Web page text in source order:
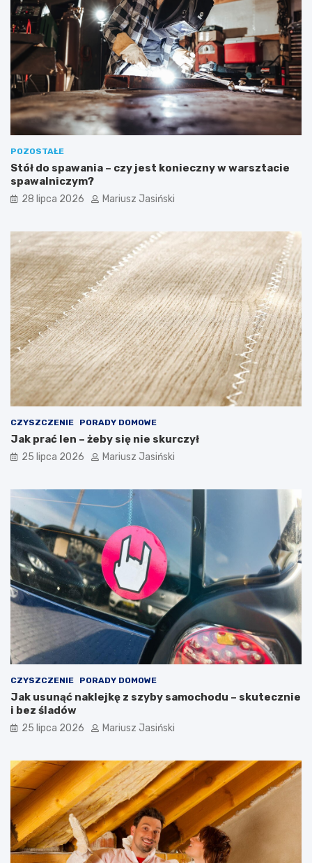
POZOSTAŁE
Stół do spawania – czy jest konieczny w warsztacie
spawalniczym?
28 lipca 2026 Mariusz Jasiński
CZYSZCZENIE PORADY DOMOWE
Jak prać len – żeby się nie skurczył
25 lipca 2026 Mariusz Jasiński
CZYSZCZENIE PORADY DOMOWE
Jak usunąć naklejkę z szyby samochodu – skutecznie
i bez śladów
25 lipca 2026 Mariusz Jasiński